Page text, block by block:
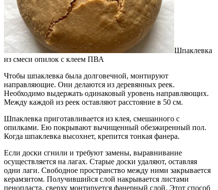
Шпаклевка
из смеси опилок с клеем ПВА
Чтобы шпаклевка была долговечной, монтируют
направляющие. Они делаются из деревянных реек.
Необходимо выдержать одинаковый уровень направляющих.
Между каждой из реек оставляют расстояние в 50 см.
Шпаклевка приготавливается из клея, смешанного с
опилками. Ею покрывают вычищенный обезжиренный пол.
Когда шпаклевка высохнет, крепится тонкая фанера.
Если доски сгнили и требуют замены, выравнивание
осуществляется на лагах. Старые доски удаляют, оставляя
одни лаги. Свободное пространство между ними закрывается
керамзитом. Получившийся слой накрывается листами
пенопласта, сверху монтируется фанерный слой. Этот способ